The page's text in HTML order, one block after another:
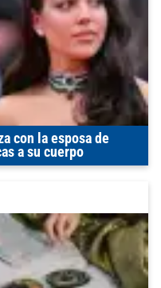
con la esposa de
a su cuerpo